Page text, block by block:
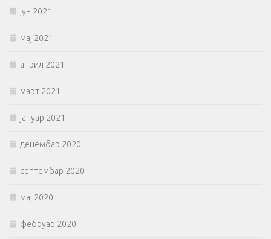
јун 2021
мај 2021
април 2021
март 2021
јануар 2021
децембар 2020
септембар 2020
мај 2020
фебруар 2020